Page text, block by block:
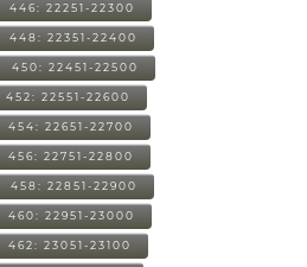
446: 22251-22300
448: 22351-22400
450: 22451-22500
452: 22551-22600
454: 22651-22700
456: 22751-22800
458: 22851-22900
460: 22951-23000
462: 23051-23100